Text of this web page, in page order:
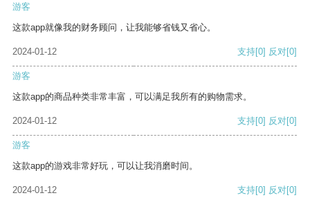
游客
这款app就像我的财务顾问，让我能够省钱又省心。
2024-01-12 支持[0] 反对[0]
游客
这款app的商品种类非常丰富，可以满足我所有的购物需求。
2024-01-12 支持[0] 反对[0]
游客
这款app的游戏非常好玩，可以让我消磨时间。
2024-01-12 支持[0] 反对[0]